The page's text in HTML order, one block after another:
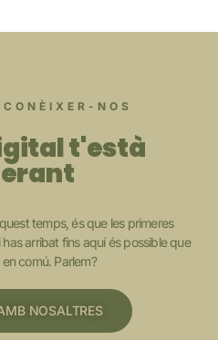
NOS
t'està
temps, és que les primeres
arribat fins aquí és possible que
comú. Parlem?
NOSALTRES